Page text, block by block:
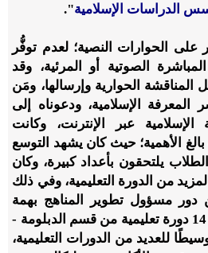
الدراسات الإسلامية".
الحوارات النصية؛ لعدم توفُّر
الصوتية أو المرئية، وقد
المناقشة الحوارية وإرسالها، ومَن
الإسلامية، ودعوناه إلى
الإسلامية عبر الإنترنت، وكانت
الأهمية؛ حيث كان يشهد التوسع
يلتحقون بأعداد كبيرة، وكان
من الدورة التعليمية، وفي ذلك
دور مسؤول تطوير المناهج بهمة
عالية، وقد ساهم في وضع 14 دورة تعليمية من قسم الدبلومة -
للعديد من الدورات التعليمية،